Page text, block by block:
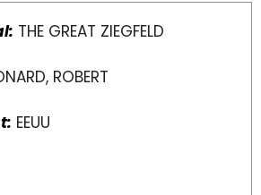
THE GREAT ZIEGFELD
ROBERT
EEUU